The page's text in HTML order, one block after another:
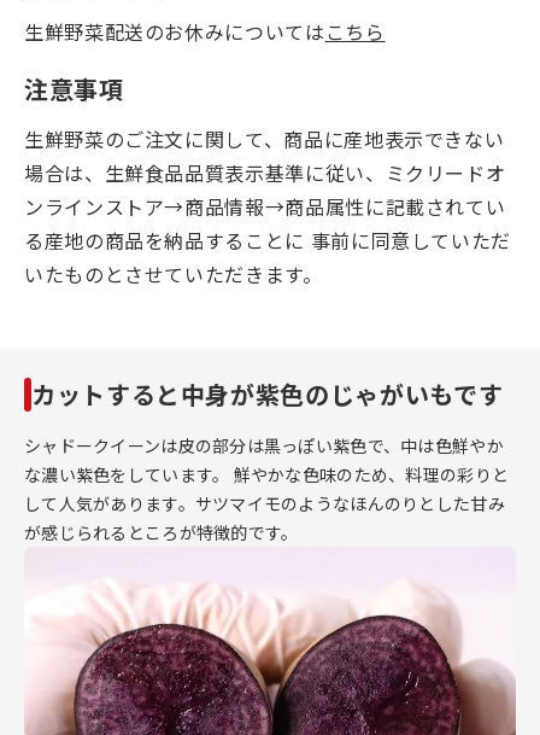
生鮮野菜配送のお休みについては こちら
注意事項
生鮮野菜のご注文に関して、商品に産地表示できない
場合は、生鮮食品品質表示基準に従い、ミクリードオ
ンラインストア→商品情報→商品属性に記載されてい
る産地の商品を納品することに 事前に同意していただ
いたものとさせていただきます。
カットすると中身が紫色のじゃがいもです
シャドークイーンは皮の部分は黒っぽい紫色で、中は色鮮やか
な濃い紫色をしています。 鮮やかな色味のため、料理の彩りと
して人気があります。サツマイモのようなほんのりとした甘み
が感じられるところが特徴的です。